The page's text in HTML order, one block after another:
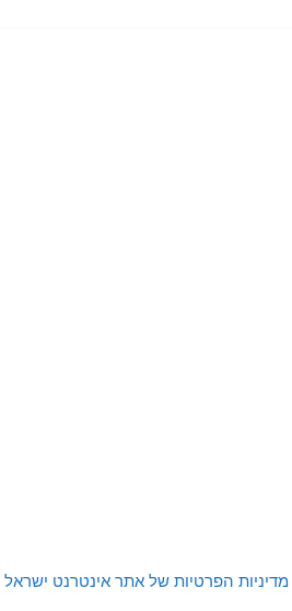
מדיניות הפרטיות של אתר אינטרנט ישראל